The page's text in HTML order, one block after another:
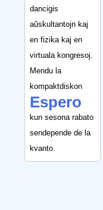
dancigis
aŭskultantojn kaj
en fizika kaj en
virtuala kongresoj.
Mendu la
kompaktdiskon
Espero
kun sesona rabato
sendepende de la
kvanto.